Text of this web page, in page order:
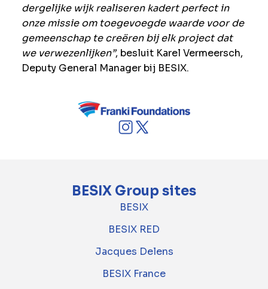
dergelijke wijk realiseren kadert perfect in
onze missie om toegevoegde waarde voor de
gemeenschap te creëren bij elk project dat
we verwezenlijken”, besluit Karel Vermeersch,
Deputy General Manager bij BESIX.
BESIX Group sites
BESIX
BESIX RED
Jacques Delens
BESIX France